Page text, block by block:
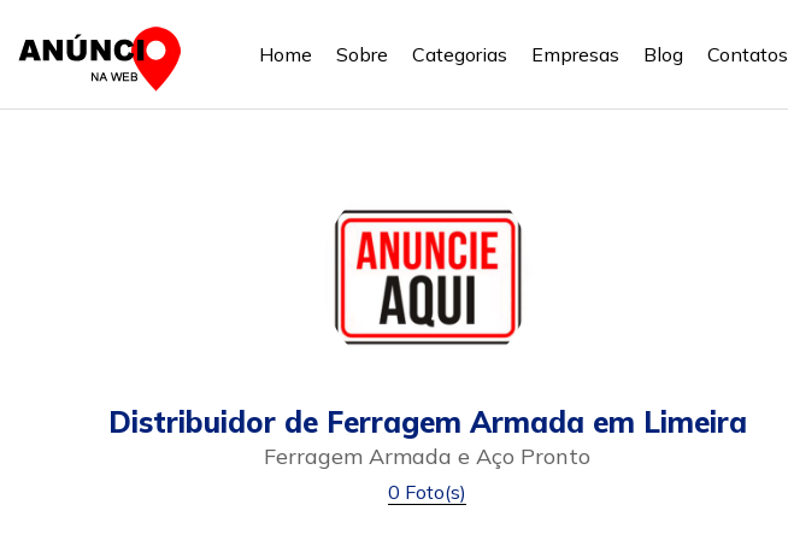
Home Sobre Categorias Empresas Blog Contatos
Distribuidor de Ferragem Armada em Limeira
Ferragem Armada e Aço Pronto
0 Foto(s)